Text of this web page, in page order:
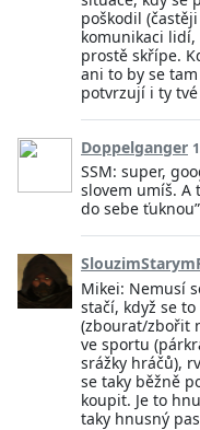
poškodil
komunikaci
prostě skřípe.
ani to by se
potvrzují i ty
Doppelganger
SSM: super,
slovem umíš. A
do sebe
Mikei: Nemusí
stačí, když se
(zbourat/zbořit
ve sportu
srážky hráčů),
se taky běžně
koupit. Je to
taky hnusný